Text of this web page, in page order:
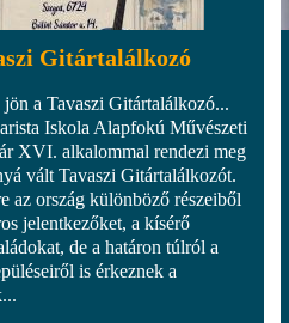
Gitártalálkozó
a Tavaszi Gitártalálkozó...
Iskola Alapfokú Művészeti
XVI. alkalommal rendezi meg
vált Tavaszi Gitártalálkozót.
az ország különböző részeiből
jelentkezőket, a kísérő
de a határon túlról a
is érkeznek a